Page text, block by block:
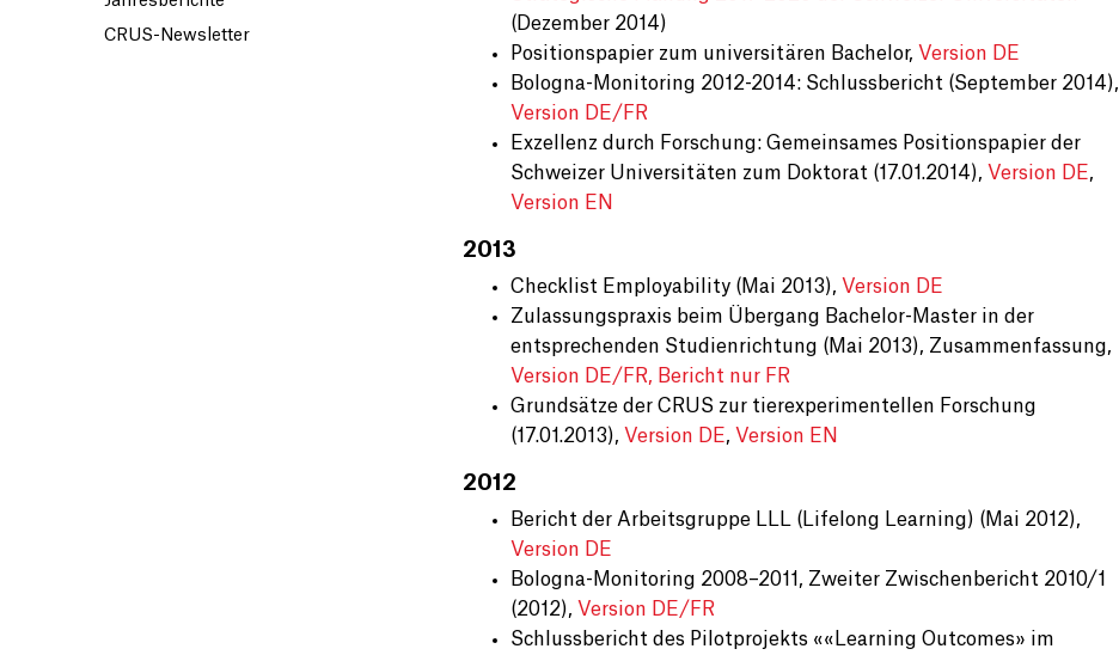
CRUS-Newsletter
(Dezember 2014)
Positionspapier zum universitären Bachelor, Version DE
Bologna-Monitoring 2012-2014: Schlussbericht (September 2014),
Version DE/FR
Exzellenz durch Forschung: Gemeinsames Positionspapier der
Schweizer Universitäten zum Doktorat (17.01.2014), Version DE,
Version EN
2013
Checklist Employability (Mai 2013), Version DE
Zulassungspraxis beim Übergang Bachelor-Master in der
entsprechenden Studienrichtung (Mai 2013), Zusammenfassung,
Version DE/FR, Bericht nur FR
Grundsätze der CRUS zur tierexperimentellen Forschung
(17.01.2013), Version DE, Version EN
2012
Bericht der Arbeitsgruppe LLL (Lifelong Learning) (Mai 2012),
Version DE
Bologna-Monitoring 2008–2011, Zweiter Zwischenbericht 2010/1
(2012), Version DE/FR
Schlussbericht des Pilotprojekts ««Learning Outcomes» im